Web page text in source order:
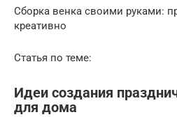
Сборка венка своими руками:
креативно
Статья по теме:
Идеи создания
для дома